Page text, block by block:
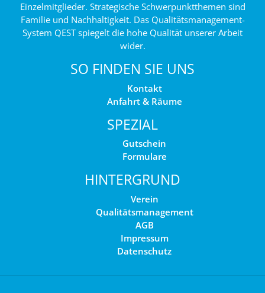
Einzelmitglieder. Strategische Schwerpunktthemen sind
Familie und Nachhaltigkeit. Das Qualitätsmanagement-
System QEST spiegelt die hohe Qualität unserer Arbeit
wider.
SO FINDEN SIE UNS
Kontakt
Anfahrt & Räume
SPEZIAL
Gutschein
Formulare
HINTERGRUND
Verein
Qualitätsmanagement
AGB
Impressum
Datenschutz